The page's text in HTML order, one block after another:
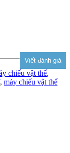
chiếu vật thể,
, máy chiếu vật thể